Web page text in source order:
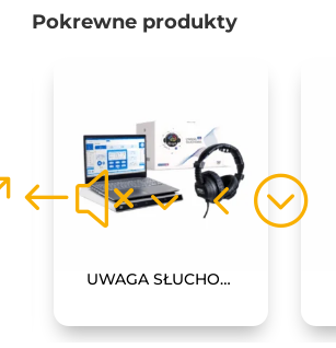
Pokrewne produkty
UWAGA SŁUCHOWA PRO